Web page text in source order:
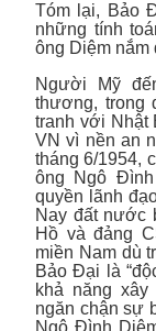
Tóm lại, Bảo
những tính
ông Diệm
Người Mỹ
thương, trong
tranh với Nhật
VN vì nền an
tháng 6/1954,
ông Ngô
quyền lãnh
Nay đất nước
Hồ và đảng
miền Nam dù
Bảo Đại là
khả năng
ngăn chận sự
Ngô Đình